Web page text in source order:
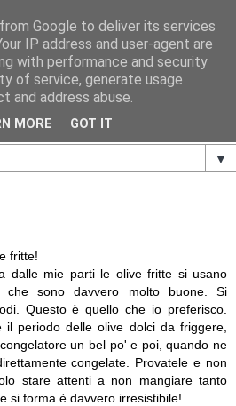
▼
fritte!
dalle mie parti le olive fritte si usano
che sono davvero molto buone. Si
Questo è quello che io preferisco.
il periodo delle olive dolci da friggere,
un bel po' e poi, quando ne
congelate. Provatele e non
stare attenti a non mangiare tanto
si forma è davvero irresistibile!
Google to deliver its services
IP address and user-agent are
with performance and security
of service, generate usage
and address abuse.
MORE GOT IT